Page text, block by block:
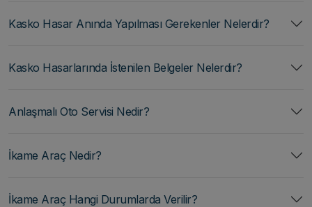
Kasko Hasar Anında Yapılması Gerekenler Nelerdir?
Kasko Hasarlarında İstenilen Belgeler Nelerdir?
Anlaşmalı Oto Servisi Nedir?
İkame Araç Nedir?
İkame Araç Hangi Durumlarda Verilir?